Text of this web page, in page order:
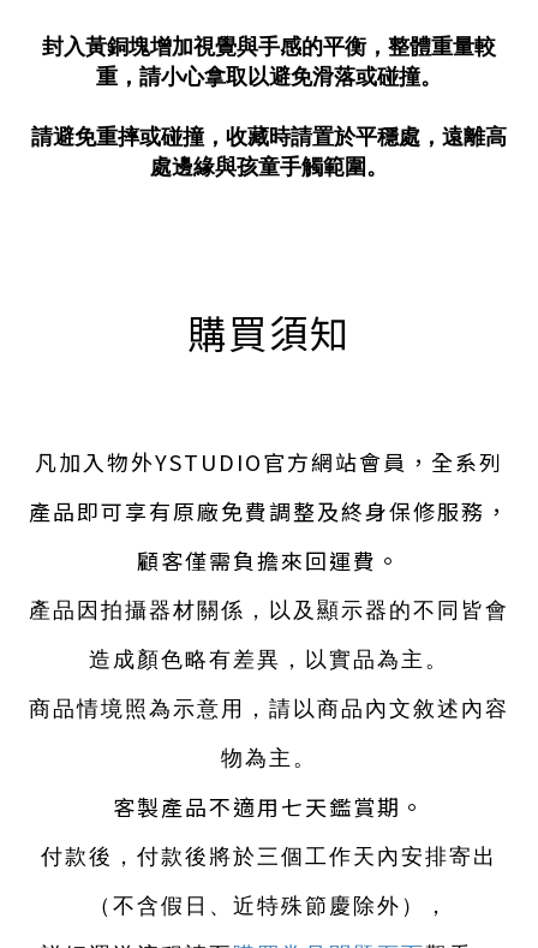
封入黃銅塊增加視覺與手感的平衡，整體重量較
重，請小心拿取以避免滑落或碰撞。
請避免重摔或碰撞，收藏時請置於平穩處，遠離高
處邊緣與孩童手觸範圍。
購買須知
凡加入物外YSTUDIO官方網站會員，全系列
產品即可享有原廠免費調整及終身保修服務，
顧客僅需負擔來回運費。
產品因拍攝器材關係，以及顯示器的不同皆會
造成顏色略有差異，以實品為主。
商品情境照為示意用，請以商品內文敘述內容
物為主。
客製產品不適用七天鑑賞期。
付款後，付款後將於三個工作天內安排寄出
（不含假日、近特殊節慶除外） ，